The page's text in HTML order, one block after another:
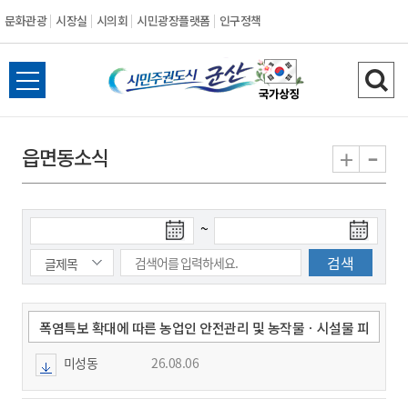
문화관광 시장실 시의회 시민광장플랫폼 인구정책
시
민
권
도
시
군
산
전
체
뉴
열
검
색
기
읍면동소식 + -
색
시
일
~
색
종
일
폭염특보 확대에 따른 농업인 안전관리 및 농작물ㆍ시설물 피
해 예방 안내
미성동 26.08.06